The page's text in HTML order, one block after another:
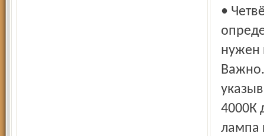
•
нужен
4000К
лампа